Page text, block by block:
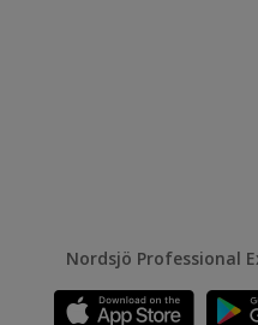
Nordsjö Professional